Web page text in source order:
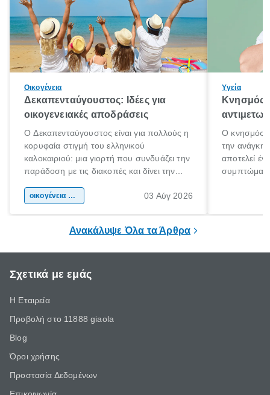
Οικογένεια
Δεκαπενταύγουστος: Ιδέες για
οικογενειακές αποδράσεις
Ο Δεκαπενταύγουστος είναι για πολλούς η
κορυφαία στιγμή του ελληνικού
καλοκαιριού: μια γιορτή που συνδυάζει την
παράδοση με τις διακοπές και δίνει την
χώρας. Είτε πρόκειται για λίγες μέρες
οικογένεια & παιδί 03 Αύγ 2026
Υγεία
Κνησμός:
Ο κνησμός
την ανάγκη
αποτελεί
Ανακάλυψε Όλα τα Άρθρα
Σχετικά με εμάς
Η Εταιρεία
Προβολή στο 11888 giaola
Blog
Όροι χρήσης
Προστασία Δεδομένων